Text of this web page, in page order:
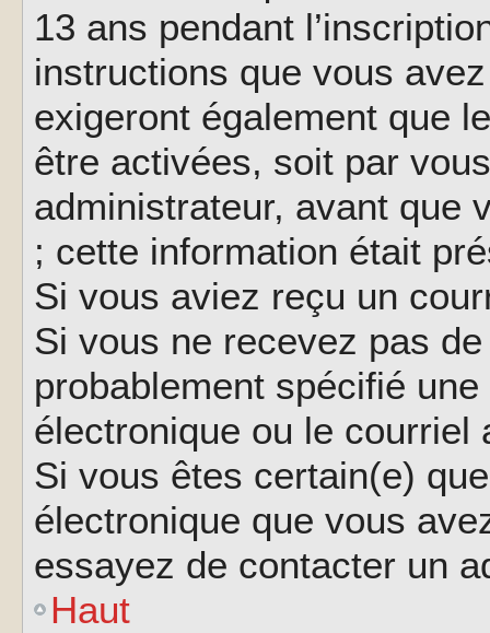
13 ans pendant
instructions que vous
exigeront également que
être activées, soit par
administrateur, avant que
; cette information était
Si vous aviez reçu un
Si vous ne recevez pas
probablement spécifié
électronique ou le courriel
Si vous êtes certain(e)
électronique que vous
essayez de contacter un
Haut